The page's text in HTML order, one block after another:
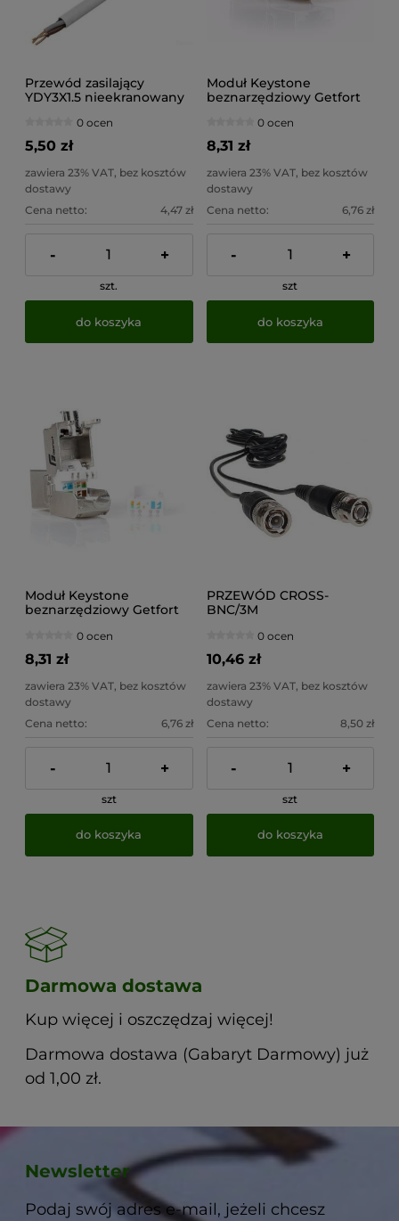
Przewód zasilający
YDY3X1.5 nieekranowany
0 ocen
5,50 zł
zawiera 23% VAT, bez kosztów
dostawy
Cena netto:
4,47 zł
- +
szt.
do koszyka
Moduł Keystone
beznarzędziowy Getfort
0 ocen
8,31 zł
zawiera 23% VAT, bez kosztów
dostawy
Cena netto:
6,76 zł
- +
szt
do koszyka
Moduł Keystone
beznarzędziowy Getfort
0 ocen
8,31 zł
zawiera 23% VAT, bez kosztów
dostawy
Cena netto:
6,76 zł
- +
szt
do koszyka
PRZEWÓD CROSS-
BNC/3M
0 ocen
10,46 zł
zawiera 23% VAT, bez kosztów
dostawy
Cena netto:
8,50 zł
- +
szt
do koszyka
Darmowa dostawa
Kup więcej i oszczędzaj więcej!
Darmowa dostawa (Gabaryt Darmowy) już
od 1,00 zł.
Newsletter
Podaj swój adres e-mail, jeżeli chcesz